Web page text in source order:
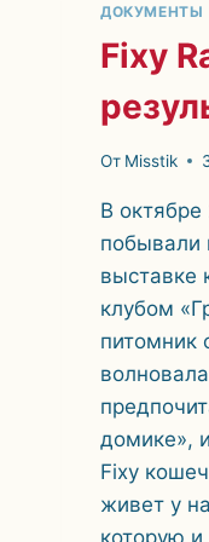
ДОКУМЕНТЫ
Fixy
От Misstik
В
побывали
выставке
клубом
питомник
домике»,
Fixy
живет у
которую и